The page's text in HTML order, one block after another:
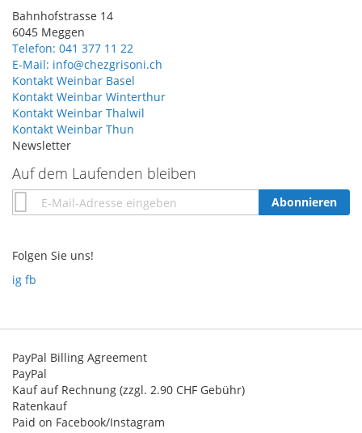
Bahnhofstrasse 14
6045 Meggen
Telefon: 041 377 11 22
E-Mail: info@chezgrisoni.ch
Kontakt Weinbar Basel
Kontakt Weinbar Winterthur
Kontakt Weinbar Thalwil
Kontakt Weinbar Thun
Newsletter
Auf dem Laufenden bleiben
Annmeldung
zum
Abonnieren
Folgen Sie uns!
ig fb
PayPal Billing Agreement
PayPal
Kauf auf Rechnung (zzgl. 2.90 CHF Gebühr)
Ratenkauf
Paid on Facebook/Instagram